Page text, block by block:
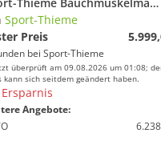
Sport-Thieme
Preis
bei Sport-Thieme
überprüft am 09.08.2026 um 01:08;
kann sich seitdem geändert haben.
Angebote: